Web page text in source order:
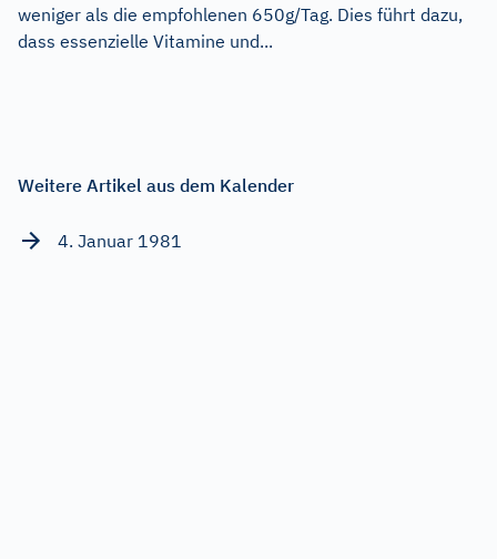
weniger als die empfohlenen 650g/Tag. Dies führt dazu,
dass essenzielle Vitamine und...
Weitere Artikel aus dem Kalender
4. Januar 1981